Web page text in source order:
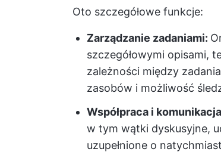
Oto szczegółowe funkcje:
Zarządzanie zadaniami:
szczegółowymi opisami,
zależności między
zasobów i możliwość
Współpraca i
w tym wątki dyskusyjne,
uzupełnione o